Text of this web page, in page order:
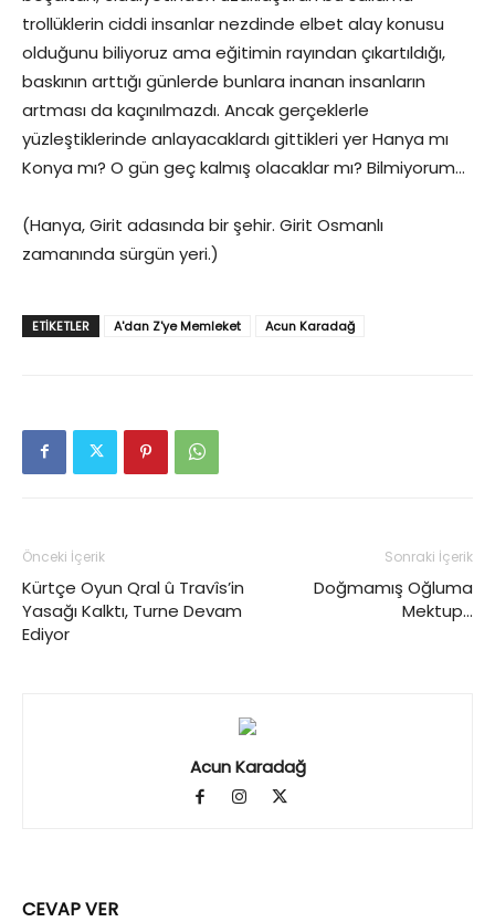
trollüklerin ciddi insanlar nezdinde elbet alay konusu
olduğunu biliyoruz ama eğitimin rayından çıkartıldığı,
baskının arttığı günlerde bunlara inanan insanların
artması da kaçınılmazdı. Ancak gerçeklerle
yüzleştiklerinde anlayacaklardı gittikleri yer Hanya mı
Konya mı? O gün geç kalmış olacaklar mı? Bilmiyorum…
(Hanya, Girit adasında bir şehir. Girit Osmanlı
zamanında sürgün yeri.)
ETIKETLER A'dan Z'ye Memleket Acun Karadağ
Önceki İçerik
Kürtçe Oyun Qral û Travîs’in
Yasağı Kalktı, Turne Devam
Ediyor
Sonraki İçerik
Doğmamış Oğluma
Mektup…
Acun Karadağ
CEVAP VER